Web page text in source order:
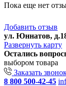
Пока еще нет
Добавить отзыв
ул. Юннатов,
Развернуть карту
Остались
выбором товара
Заказать
8 800 500-42-45